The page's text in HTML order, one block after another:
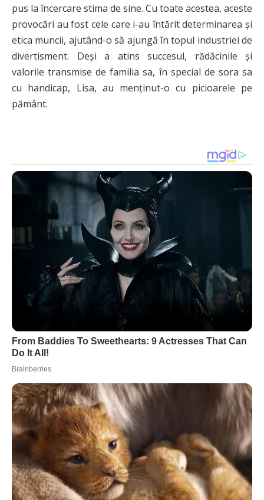
pus la încercare stima de sine. Cu toate acestea, aceste
provocări au fost cele care i-au întărit determinarea și
etica muncii, ajutând-o să ajungă în topul industriei de
divertisment. Deși a atins succesul, rădăcinile și
valorile transmise de familia sa, în special de sora sa
cu handicap, Lisa, au menținut-o cu picioarele pe
pământ.